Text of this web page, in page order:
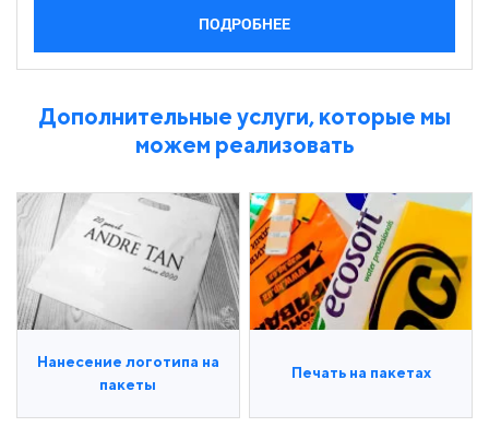
ПОДРОБНЕЕ
Дополнительные услуги, которые мы
можем реализовать
Нанесение логотипа на
пакеты
Печать на пакетах